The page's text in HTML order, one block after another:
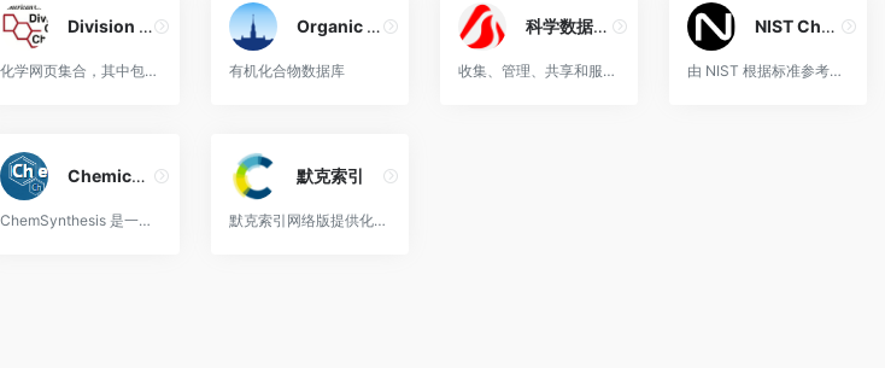
Division of Organic Chemistry
化学网页集合，其中包含对有机化学、生物化学和药物化学领域的教师、研究人员和学生有用的信息。
Organic Compounds Database
有机化合物数据库
科学数据中心
收集、管理、共享和服务于科学研究中的数据资源
NIST Chemistry WebBook
由 NIST 根据标准参考数据计划编制的热化学、热物理和离子能量学数据库
Chemical Synthesis Database
ChemSynthesis 是一个可免费访问的化学品数据库。该网站包含物质及其合成参考和物理特性，例如熔点、沸点和密度。目前数据库中有超过 40,000 种化合物和超过 45,000 条合成参考文献。
默克索引
默克索引网络版提供化学品、药品、生物制品等物质相关信息查询。